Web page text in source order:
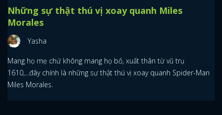
Những sự thật thú vị xoay quanh Miles
Morales
Yasha
Mang họ mẹ chứ không mang họ bố, xuất thân từ vũ trụ
1610,...đây chính là những sự thật thú vị xoay quanh Spider-Man
Miles Morales.